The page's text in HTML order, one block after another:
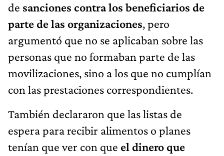
de sanciones contra los beneficiarios de
parte de las organizaciones, pero
argumentó que no se aplicaban sobre las
personas que no formaban parte de las
movilizaciones, sino a los que no cumplían
con las prestaciones correspondientes.
También declararon que las listas de
espera para recibir alimentos o planes
tenían que ver con que el dinero que